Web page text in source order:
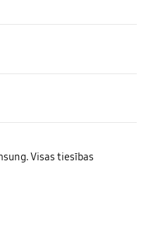
Visas tiesības